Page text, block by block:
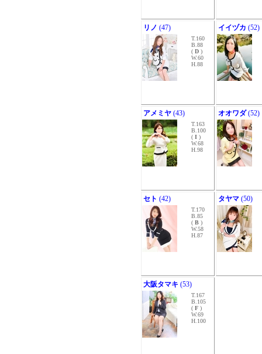
リノ (47)
T.160
B.88
( D )
W.60
H.88
イイヅカ (52)
アメミヤ (43)
T.163
B.100
( I )
W.68
H.98
オオワダ(52)
セト (42)
T.170
B.85
( B )
W.58
H.87
タヤマ (50)
大阪タマキ (53)
T.167
B.105
( F )
W.69
H.100